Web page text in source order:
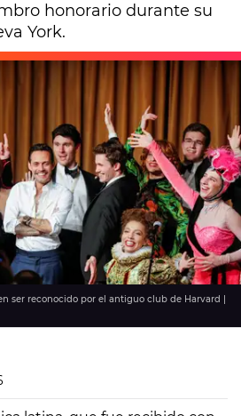
honorario durante su
York.
ser reconocido por el antiguo club de Harvard |